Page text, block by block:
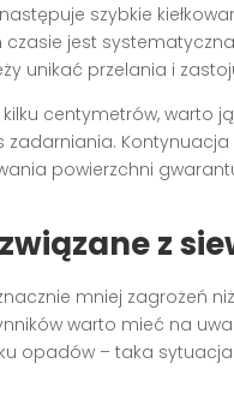
szybkie
czasie jest
unikać przelania i
centymetrów, warto
zadarniania.
powierzchni
z
mniej zagrożeń
warto mieć na
opadów – taka